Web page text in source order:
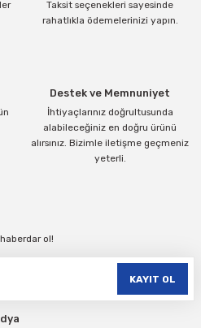
Taksit seçenekleri sayesinde
rahatlıkla ödemelerinizi yapın.
Destek ve Memnuniyet
İhtiyaçlarınız doğrultusunda
alabileceğiniz en doğru ürünü
alırsınız. Bizimle iletişme geçmeniz
yeterli.
ol!
KAYIT OL